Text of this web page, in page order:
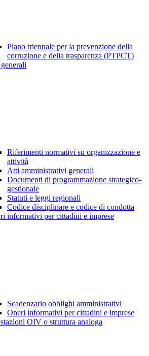
Piano triennale per la prevenzione della
corruzione e della trasparenza (PTPCT)
Riferimenti normativi su organizzazione e
attività
Atti amministrativi generali
Documenti di programmazione strategico-
gestionale
Statuti e leggi regionali
Codice disciplinare e codice di condotta
informativi per cittadini e imprese
Scadenzario obblighi amministrativi
Oneri informativi per cittadini e imprese
OIV o struttura analoga